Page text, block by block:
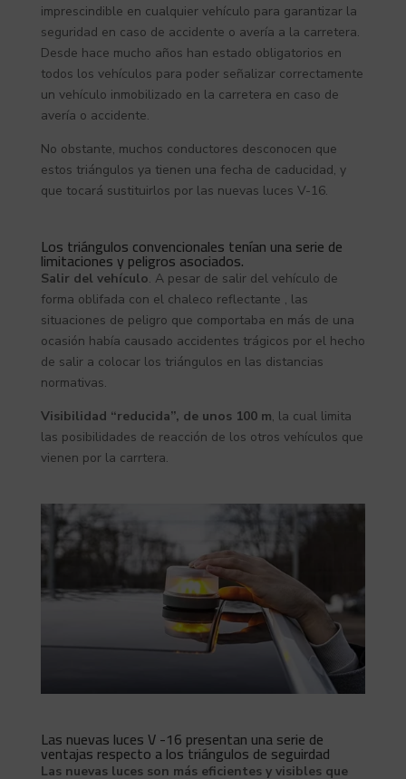
imprescindible en cualquier vehículo para garantizar la
seguridad en caso de accidente o avería a la carretera.
Desde hace mucho años han estado obligatorios en
todos los vehículos para poder señalizar correctamente
un vehículo inmobilizado en la carretera en caso de
avería o accidente.
No obstante, muchos conductores desconocen que
estos triángulos ya tienen una fecha de caducidad, y
que tocará sustituirlos por las nuevas luces V-16.
Los triángulos convencionales tenían una serie de
limitaciones y peligros asociados.
Salir del vehículo. A pesar de salir del vehículo de
forma oblifada con el chaleco reflectante , las
situaciones de peligro que comportaba en más de una
ocasión había causado accidentes trágicos por el hecho
de salir a colocar los triángulos en las distancias
normativas.
Visibilidad “reducida”, de unos 100 m, la cual limita
las posibilidades de reacción de los otros vehículos que
vienen por la carrtera.
Las nuevas luces V -16 presentan una serie de
ventajas respecto a los triángulos de seguirdad
Las nuevas luces son más eficientes y visibles que